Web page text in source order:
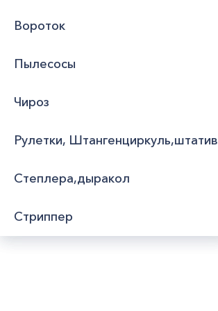
Вороток
Пылесосы
Чироз
Рулетки, Штангенциркуль,штатив
Степлера,дыракол
Стриппер